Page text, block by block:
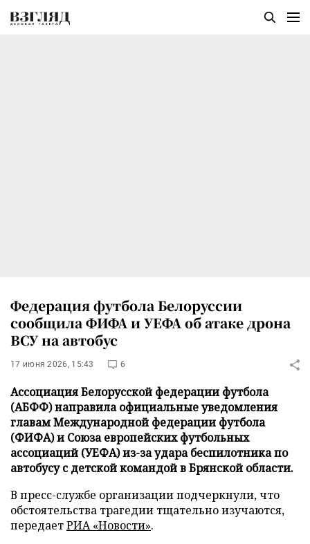
Федерация футбола Белоруссии
сообщила ФИФА и УЕФА об атаке дрона
ВСУ на автобус
17 июня 2026, 15:43 6
Ассоциация Белорусской федерации футбола
(АБФФ) направила официальные уведомления
главам Международной федерации футбола
(ФИФА) и Союза европейских футбольных
ассоциаций (УЕФА) из-за удара беспилотника по
автобусу с детской командой в Брянской области.
В пресс-службе организации подчеркнули, что
обстоятельства трагедии тщательно изучаются,
передаетРИА «Новости».